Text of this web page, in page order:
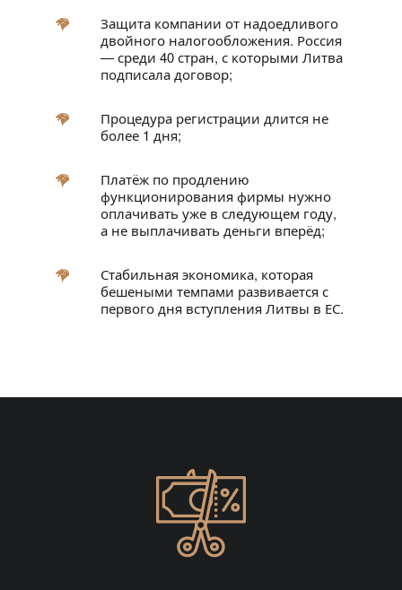
Защита компании от надоедливого
двойного налогообложения. Россия
— среди 40 стран, с которыми Литва
подписала договор;
Процедура регистрации длится не
более 1 дня;
Платёж по продлению
функционирования фирмы нужно
оплачивать уже в следующем году,
а не выплачивать деньги вперёд;
Стабильная экономика, которая
бешеными темпами развивается с
первого дня вступления Литвы в ЕС.